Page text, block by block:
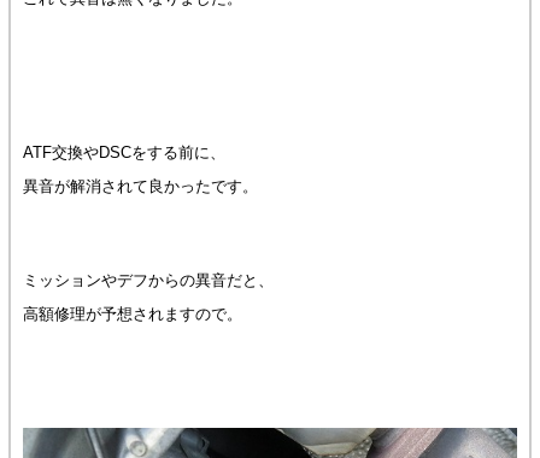
ATF交換やDSCをする前に、
異音が解消されて良かったです。
ミッションやデフからの異音だと、
高額修理が予想されますので。